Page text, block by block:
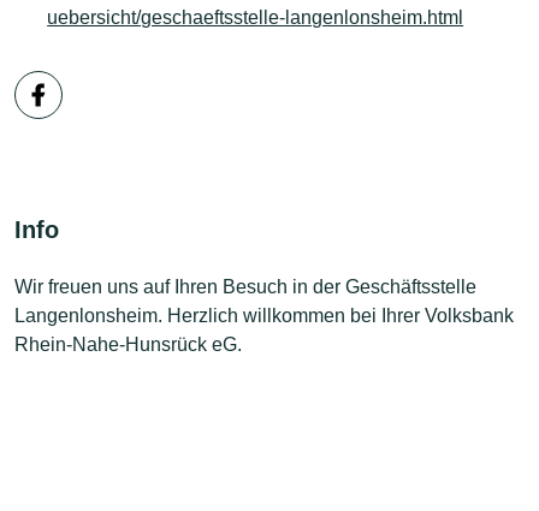
uebersicht/geschaeftsstelle-langenlonsheim.html
Info
Wir freuen uns auf Ihren Besuch in der Geschäftsstelle
Langenlonsheim. Herzlich willkommen bei Ihrer Volksbank
Rhein-Nahe-Hunsrück eG.